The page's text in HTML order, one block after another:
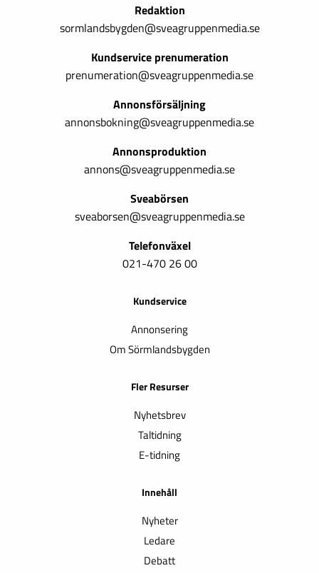
Redaktion
sormlandsbygden@sveagruppenmedia.se
Kundservice prenumeration
prenumeration@sveagruppenmedia.se
Annonsförsäljning
annonsbokning@sveagruppenmedia.se
Annonsproduktion
annons@sveagruppenmedia.se
Sveabörsen
sveaborsen@sveagruppenmedia.se
Telefonväxel
021-470 26 00
Kundservice
Annonsering
Om Sörmlandsbygden
Fler Resurser
Nyhetsbrev
Taltidning
E-tidning
Innehåll
Nyheter
Ledare
Debatt